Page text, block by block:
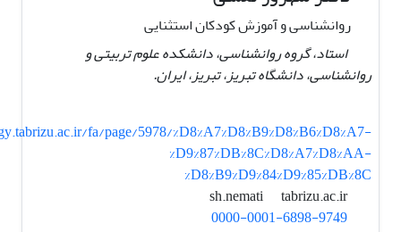
روانشناسی و آموزش کودکان استثنایی
استاد، گروه روانشناسی، دانشکده علوم تربیتی و
روانشناسی، دانشگاه تبریز، تبریز، ایران.
fa/page/5978/%D8%A7%D8%B9%D8%B6%D8%A7-
%D9%87%DB%8C%D8%A7%D8%AA-
%D8%B9%D9%84%D9%85%DB%8C
sh.nemati
tabrizu.ac.ir
0000-0001-6898-9749